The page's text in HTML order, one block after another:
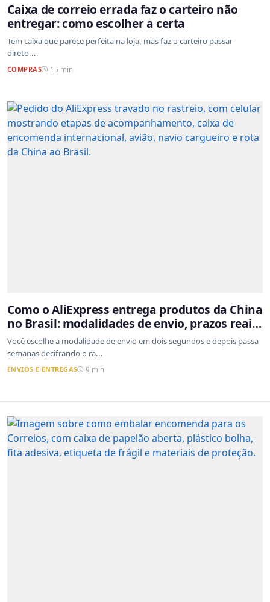
Caixa de correio errada faz o carteiro não
entregar: como escolher a certa
Tem caixa que parece perfeita na loja, mas faz o carteiro passar
direto....
COMPRAS 15 min
Como o AliExpress entrega produtos da China
no Brasil: modalidades de envio, prazos reais
e o que a Cainiao tem a ver com isso
Você escolhe a modalidade de envio em dois segundos e depois passa
semanas decifrando o ra...
ENVIOS E ENTREGAS 9 min